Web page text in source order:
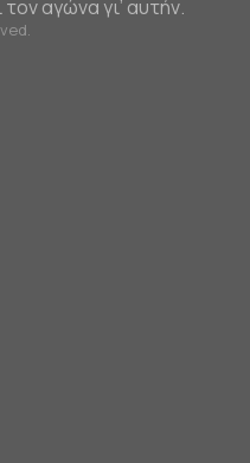
αγώνα γι’ αυτήν.